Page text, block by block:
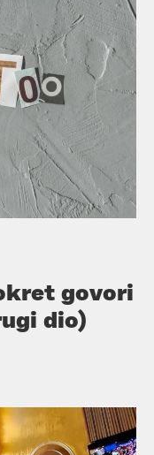
govori
dio)